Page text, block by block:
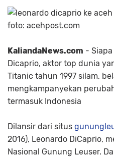
foto: acehpost.com
KaliandaNews.com -
Dicaprio, aktor top dunia
Titanic tahun 1997 silam,
mengkampanyekan
termasuk Indonesia
Dilansir dari situs
2016), Leonardo DiCaprio,
Nasional Gunung Leuser.